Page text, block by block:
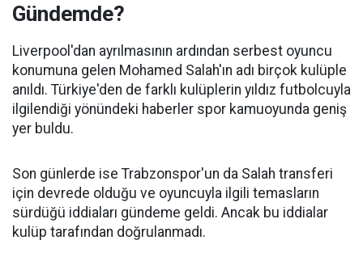
Gündemde?
Liverpool'dan ayrılmasının ardından serbest oyuncu
konumuna gelen Mohamed Salah'ın adı birçok kulüple
anıldı. Türkiye'den de farklı kulüplerin yıldız futbolcuyla
ilgilendiği yönündeki haberler spor kamuoyunda geniş
yer buldu.
Son günlerde ise Trabzonspor'un da Salah transferi
için devrede olduğu ve oyuncuyla ilgili temasların
sürdüğü iddiaları gündeme geldi. Ancak bu iddialar
kulüp tarafından doğrulanmadı.